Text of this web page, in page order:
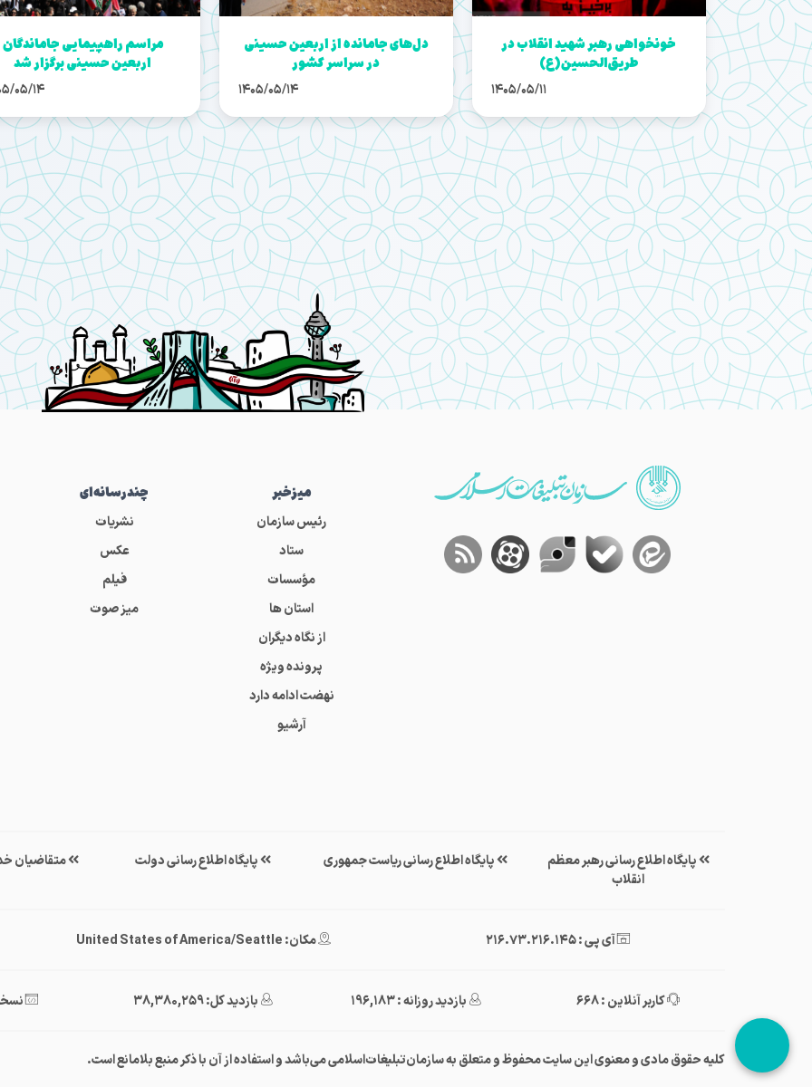
مراسم راهپیمایی جاماندگان
اربعین حسینی برگزار شد
05/14
دل‌های جامانده از اربعین حسینی
در سراسر کشور
1405/05/14
خونخواهی رهبر شهید انقلاب در
طریق‌الحسین(ع)
1405/05/11
میز‌خبر
رئیس سازمان
ستاد
مؤسسات
استان ها
از نگاه دیگران
پرونده ویژه
نهضت ادامه دارد
آرشیو
چندرسانه‌ای
نشریات
عکس
فیلم
میز صوت
پایگاه اطلاع رسانی رهبر معظم
انقلاب
پایگاه اطلاع رسانی ریاست جمهوری پایگاه اطلاع رسانی دولت متقاضیان
آی پی : 216.73.216.145 مکان: United States of America/Seattle
کاربر آنلاین : 668 بازدید روزانه : 196,183 بازدید کل: 38,380,259 نسخه :
کلیه حقوق مادی و معنوی این سایت محفوظ و متعلق به سازمان‌تبلیغات‌اسلامی می‌باشد و استفاده از آن با ذکر منبع بلامانع است.